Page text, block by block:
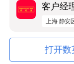
客户经
SAM/
上海 静安
打开数